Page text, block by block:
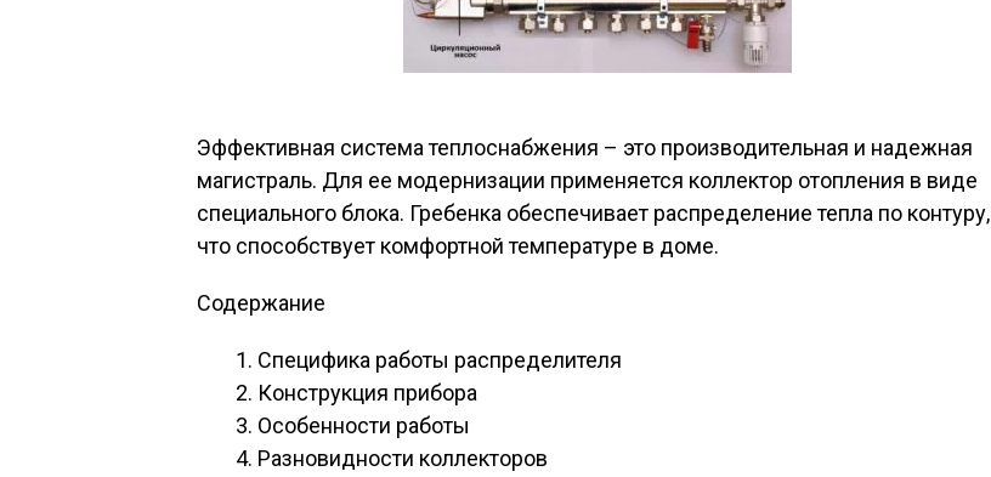
Эффективная система теплоснабжения – это производительная и надежная
магистраль. Для ее модернизации применяется коллектор отопления в виде
специального блока. Гребенка обеспечивает распределение тепла по контуру,
что способствует комфортной температуре в доме.
Содержание
Специфика работы распределителя
Конструкция прибора
Особенности работы
Разновидности коллекторов